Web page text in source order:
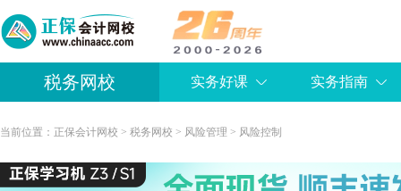
税务网校 实务好课 实务指南
当前位置： 正保会计网校 > 税务网校 > 风险管理 > 风险控制